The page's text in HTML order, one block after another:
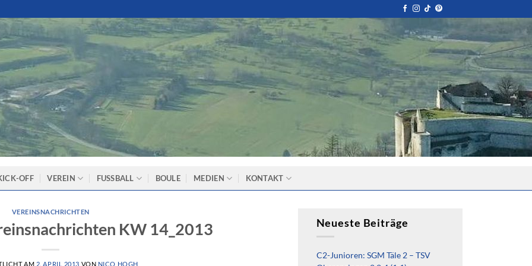
OFF VEREIN FUSSBALL BOULE MEDIEN KONTAKT
VEREINSNACHRICHTEN
KW 14_2013
AM 2. APRIL 2013 VON NICO HOGH
Neueste Beiträge
C2-Junioren: SGM Täle 2 – TSV